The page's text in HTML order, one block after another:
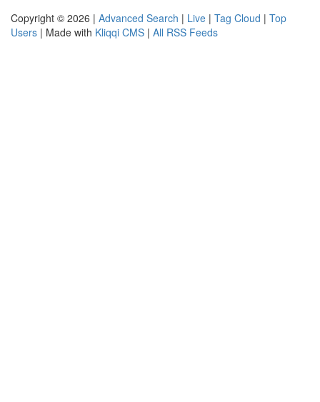
Copyright © 2026 | Advanced Search | Live | Tag Cloud | Top
Users | Made with Kliqqi CMS | All RSS Feeds